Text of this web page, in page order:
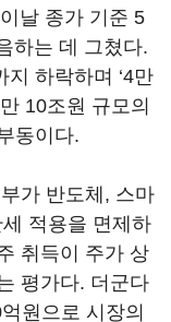
날 종가 기준 5
하는 데 그쳤다.
하락하며 ‘4만
10조원 규모의
동이다.
가 반도체, 스마
적용을 면제하
취득이 주가 상
평가다. 더군다
원으로 시장의